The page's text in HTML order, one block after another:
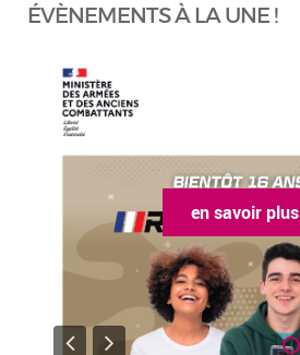
ÉVÈNEMENTS À LA UNE !
en savoir plus